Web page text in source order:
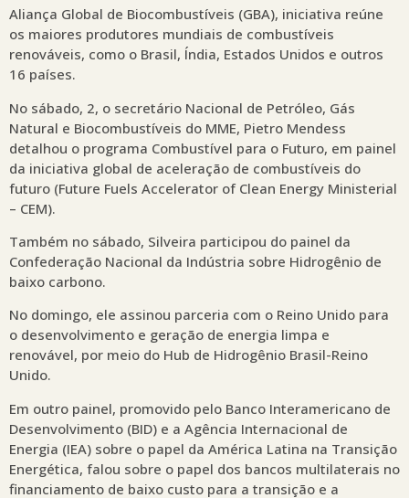
Aliança Global de Biocombustíveis (GBA), iniciativa reúne
os maiores produtores mundiais de combustíveis
renováveis, como o Brasil, Índia, Estados Unidos e outros
16 países.
No sábado, 2, o secretário Nacional de Petróleo, Gás
Natural e Biocombustíveis do MME, Pietro Mendess
detalhou o programa Combustível para o Futuro, em painel
da iniciativa global de aceleração de combustíveis do
futuro (Future Fuels Accelerator of Clean Energy Ministerial
– CEM).
Também no sábado, Silveira participou do painel da
Confederação Nacional da Indústria sobre Hidrogênio de
baixo carbono.
No domingo, ele assinou parceria com o Reino Unido para
o desenvolvimento e geração de energia limpa e
renovável, por meio do Hub de Hidrogênio Brasil-Reino
Unido.
Em outro painel, promovido pelo Banco Interamericano de
Desenvolvimento (BID) e a Agência Internacional de
Energia (IEA) sobre o papel da América Latina na Transição
Energética, falou sobre o papel dos bancos multilaterais no
financiamento de baixo custo para a transição e a